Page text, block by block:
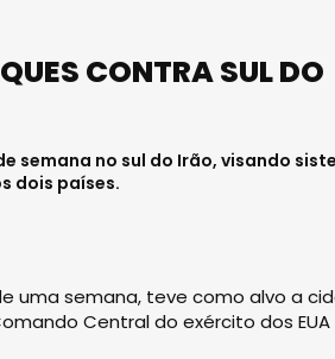
CONTRA SUL DO
semana no sul do Irão, visando
dois países.
uma semana, teve como alvo a
Central do exército dos EUA